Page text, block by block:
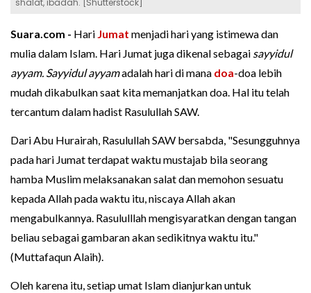
shalat, ibadah. [Shutterstock]
Suara.com - Hari Jumat menjadi hari yang istimewa dan
mulia dalam Islam. Hari Jumat juga dikenal sebagai sayyidul
ayyam. Sayyidul ayyamadalah hari di mana doa-doa lebih
mudah dikabulkan saat kita memanjatkan doa. Hal itu telah
tercantum dalam hadist Rasulullah SAW.
Dari Abu Hurairah, Rasulullah SAW bersabda, "Sesungguhnya
pada hari Jumat terdapat waktu mustajab bila seorang
hamba Muslim melaksanakan salat dan memohon sesuatu
kepada Allah pada waktu itu, niscaya Allah akan
mengabulkannya. Rasululllah mengisyaratkan dengan tangan
beliau sebagai gambaran akan sedikitnya waktu itu."
(Muttafaqun Alaih).
Oleh karena itu, setiap umat Islam dianjurkan untuk